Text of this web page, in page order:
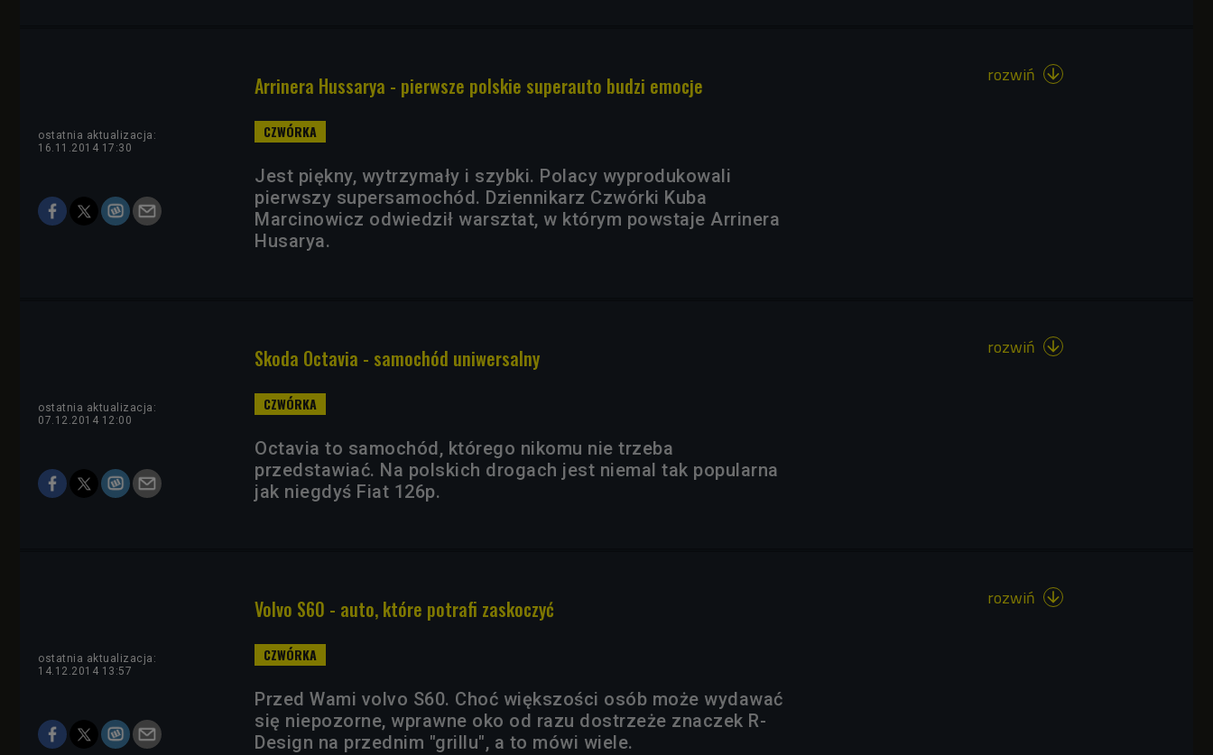
Arrinera Hussarya - pierwsze polskie superauto budzi emocje
ostatnia aktualizacja:
16.11.2014 17:30
Jest piękny, wytrzymały i szybki. Polacy wyprodukowali
pierwszy supersamochód. Dziennikarz Czwórki Kuba
Marcinowicz odwiedził warsztat, w którym powstaje Arrinera
Husarya.
rozwiń 
Skoda Octavia - samochód uniwersalny
ostatnia aktualizacja:
07.12.2014 12:00
Octavia to samochód, którego nikomu nie trzeba
przedstawiać. Na polskich drogach jest niemal tak popularna
jak niegdyś Fiat 126p.
rozwiń 
Volvo S60 - auto, które potrafi zaskoczyć
ostatnia aktualizacja:
14.12.2014 13:57
Przed Wami volvo S60. Choć większości osób może wydawać
się niepozorne, wprawne oko od razu dostrzeże znaczek R-
Design na przednim "grillu", a to mówi wiele.
rozwiń 